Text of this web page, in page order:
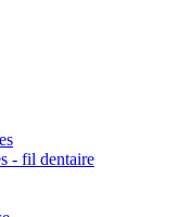
- fil dentaire